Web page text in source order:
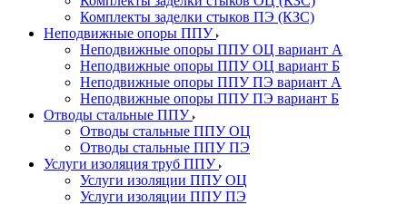
Комплекты заделки стыков ПЭ (КЗС)
Неподвижные опоры ППУ
Неподвижные опоры ППУ ОЦ вариант А
Неподвижные опоры ППУ ОЦ вариант Б
Неподвижные опоры ППУ ПЭ вариант А
Неподвижные опоры ППУ ПЭ вариант Б
Отводы стальные ППУ
Отводы стальные ППУ ОЦ
Отводы стальные ППУ ПЭ
Услуги изоляция труб ППУ
Услуги изоляции ППУ ОЦ
Услуги изоляции ППУ ПЭ